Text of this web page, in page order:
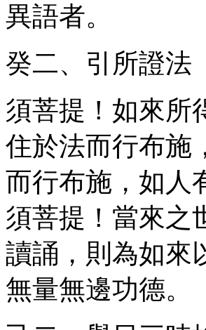
異語者。
癸二、引所證法
須菩提！如來所
住於法而行布施
而行布施，如人
須菩提！當來之
讀誦，則為如來
無量無邊功德。